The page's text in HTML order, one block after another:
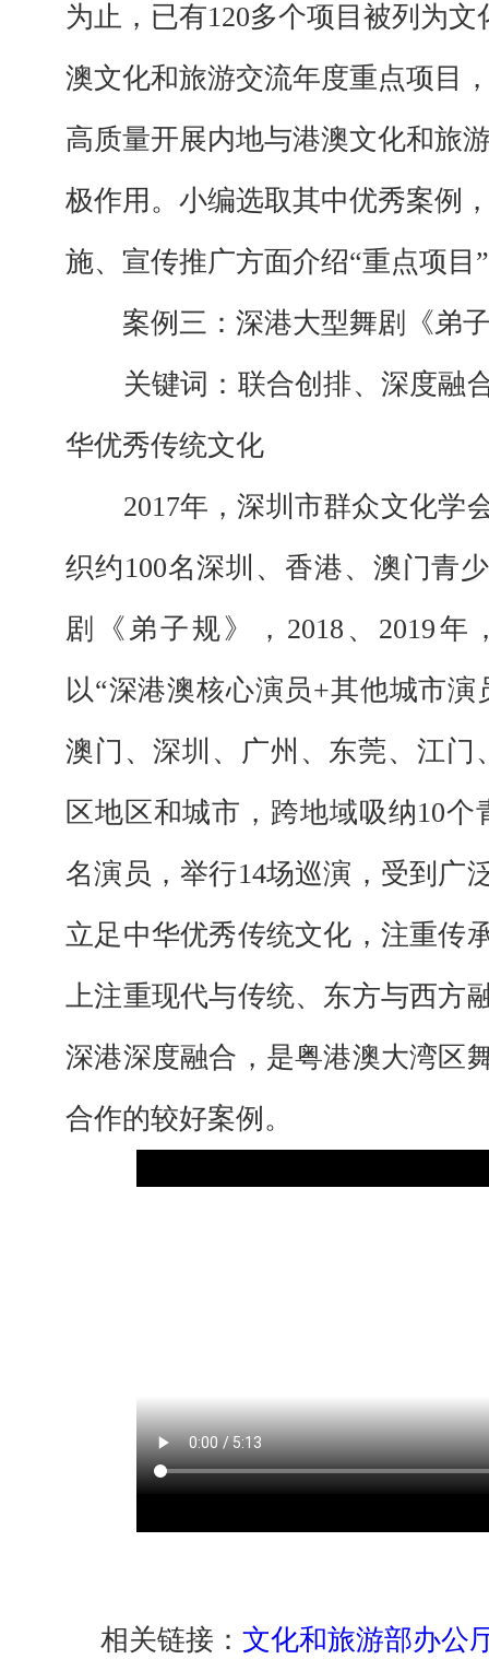
为止，已有120多个项目被列为
澳文化和旅游交流年度重点项目
高质量开展内地与港澳文化和旅
极作用。小编选取其中优秀案例
施、宣传推广方面介绍“重点项目
案例三：深港大型舞剧《弟
关键词：联合创排、深度融
华优秀传统文化
2017年，深圳市群众文化学
织约100名深圳、香港、澳门青
剧《弟子规》，2018、2019
以“深港澳核心演员+其他城市演
澳门、深圳、广州、东莞、江门
区地区和城市，跨地域吸纳10个
名演员，举行14场巡演，受到广
立足中华优秀传统文化，注重传
上注重现代与传统、东方与西方
深港深度融合，是粤港澳大湾区
合作的较好案例。
相关链接： 文化和旅游部办公